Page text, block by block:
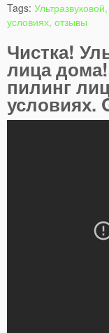
Tags:
условиях, отзывы
Чистка!
лица
пилинг
условиях.